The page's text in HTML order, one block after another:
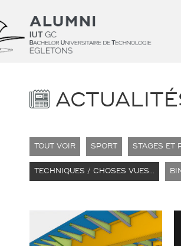
TOUT VOIR SPORT STAGES ET
TECHNIQUES / CHOSES VUES...